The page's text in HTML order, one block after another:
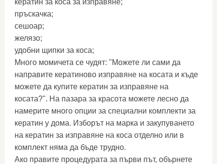
кератин за коса за изправяне;
пръскачка;
сешоар;
желязо;
удобни щипки за коса;
Много момичета се чудят: "Можете ли сами да
направите кератиново изправяне на косата и къде
можете да купите кератин за изправяне на
косата?". На пазара за красота можете лесно да
намерите много опции за специални комплекти за
кератин у дома. Изборът на марка и закупуването
на кератин за изправяне на коса отделно или в
комплект няма да бъде трудно.
Ако правите процедурата за първи път, обърнете